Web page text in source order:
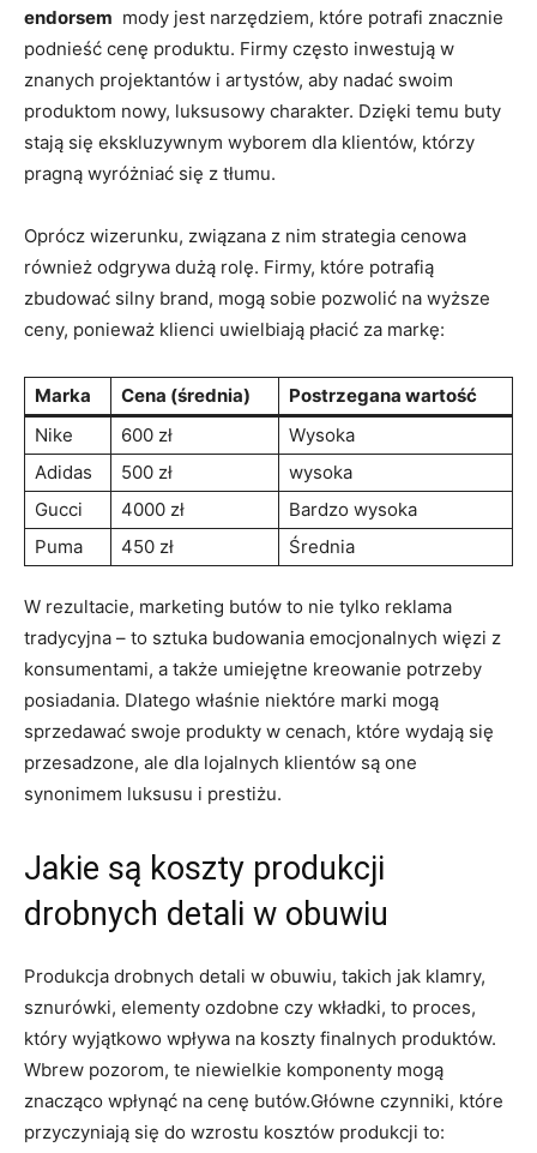
endorsem ‍ mody ⁢jest narzędziem, które⁤ potrafi znacznie
podnieść cenę produktu. ​Firmy często inwestują w
znanych projektantów i artystów, aby nadać swoim
produktom‍ nowy, luksusowy charakter. Dzięki temu ​buty
stają‍ się ekskluzywnym ⁢wyborem dla klientów, którzy
‌pragną⁤ wyróżniać się z ‌tłumu.
Oprócz wizerunku, związana z ⁣nim strategia cenowa
⁤również ⁣odgrywa​ dużą rolę. Firmy,⁤ które potrafią
zbudować silny brand,​ mogą sobie pozwolić na wyższe
ceny, ponieważ‌ klienci uwielbiają ⁢płacić ⁣za ‌markę:
Marka Cena (średnia)
Postrzegana wartość
Nike
600 zł
Wysoka
Adidas
500 zł
wysoka
Gucci
4000 ​zł
Bardzo wysoka
Puma
450 zł Średnia
W rezultacie, ​marketing ‍butów ​to⁤ nie tylko reklama​
tradycyjna‌ – to⁣ sztuka⁤ budowania emocjonalnych więzi z
konsumentami, a także umiejętne kreowanie potrzeby
posiadania. Dlatego właśnie niektóre marki mogą
sprzedawać swoje produkty w cenach, które wydają⁣ się
przesadzone, ale‌ dla lojalnych ​klientów są⁢ one
synonimem luksusu i prestiżu.
Jakie⁤ są ⁢koszty produkcji
drobnych detali w obuwiu
Produkcja drobnych‍ detali w obuwiu,‍ takich jak ⁤klamry,
sznurówki, elementy ozdobne czy wkładki, to proces,
który wyjątkowo ‌wpływa na koszty finalnych⁤ produktów.
Wbrew pozorom, te ⁢niewielkie komponenty mogą
⁢znacząco wpłynąć⁢ na cenę butów.Główne czynniki, ​które‌
przyczyniają się ‌do wzrostu kosztów produkcji to: